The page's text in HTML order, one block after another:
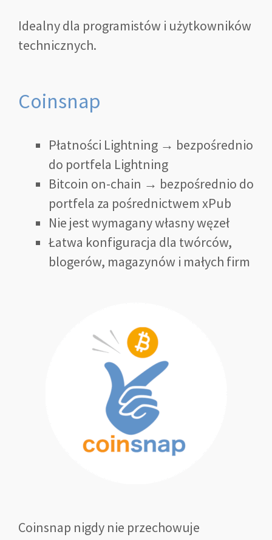
Idealny dla programistów i użytkowników
technicznych.
Coinsnap
Płatności Lightning → bezpośrednio
do portfela Lightning
Bitcoin on-chain → bezpośrednio do
portfela za pośrednictwem xPub
Nie jest wymagany własny węzeł
Łatwa konfiguracja dla twórców,
blogerów, magazynów i małych firm
Coinsnap nigdy nie przechowuje